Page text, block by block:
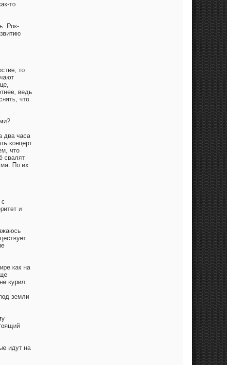
то
Рок-
то
ведь
что
два часа
концерт
что
свалят
По их
и
как на
курил
земли
идут на